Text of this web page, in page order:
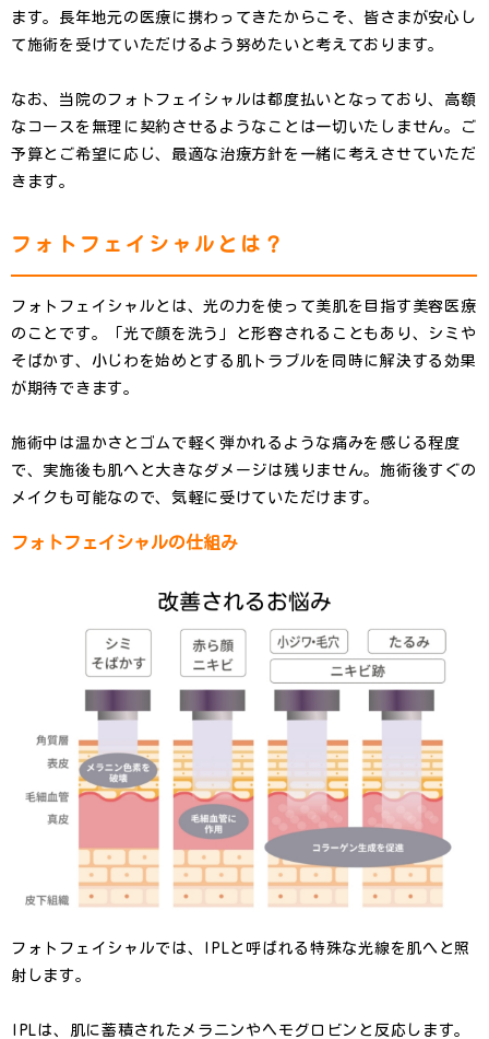
ます。長年地元の医療に携わってきたからこそ、皆さまが安心し
て施術を受けていただけるよう努めたいと考えております。
なお、当院のフォトフェイシャルは都度払いとなっており、高額
なコースを無理に契約させるようなことは一切いたしません。ご
予算とご希望に応じ、最適な治療方針を一緒に考えさせていただ
きます。
フォトフェイシャルとは？
フォトフェイシャルとは、光の力を使って美肌を目指す美容医療
のことです。「光で顔を洗う」と形容されることもあり、シミや
そばかす、小じわを始めとする肌トラブルを同時に解決する効果
が期待できます。
施術中は温かさとゴムで軽く弾かれるような痛みを感じる程度
で、実施後も肌へと大きなダメージは残りません。施術後すぐの
メイクも可能なので、気軽に受けていただけます。
フォトフェイシャルの仕組み
フォトフェイシャルでは、IPLと呼ばれる特殊な光線を肌へと照
射します。
IPLは、肌に蓄積されたメラニンやヘモグロビンと反応します。